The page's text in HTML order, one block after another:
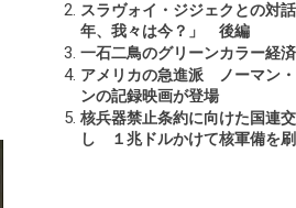
スラヴォイ・ジジェクとの対
年、我々は今？」 後編
一石二鳥のグリーンカラー経済
アメリカの急進派 ノーマン
ンの記録映画が登場
核兵器禁止条約に向けた国連
し １兆ドルかけて核軍備を